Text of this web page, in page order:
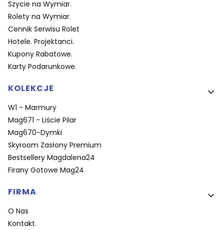
Szycie na Wymiar.
Rolety na Wymiar.
Cennik Serwisu Rolet
Hotele. Projektanci.
Kupony Rabatowe.
Karty Podarunkowe.
KOLEKCJE
W1 - Marmury
Mag671 - Liście Pilar
Mag670-Dymki
Skyroom Zasłony Premium
Bestsellery Magdalena24
Firany Gotowe Mag24
FIRMA
O Nas
Kontakt.